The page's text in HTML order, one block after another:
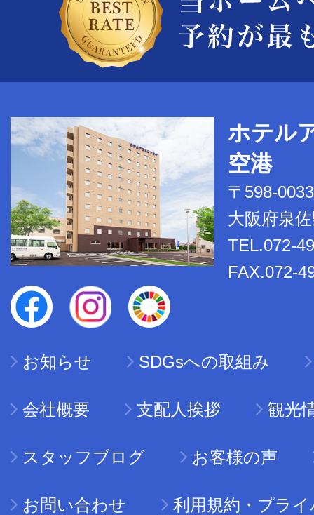
ホテル
空港
〒598-0033
大阪府泉
TEL.072-
FAX.072-
お知らせ SDGsへの取組み
会社概要 支配人挨拶 観光
スタッフブログ お客様の声
お問い合わせ 利用規約・プラ